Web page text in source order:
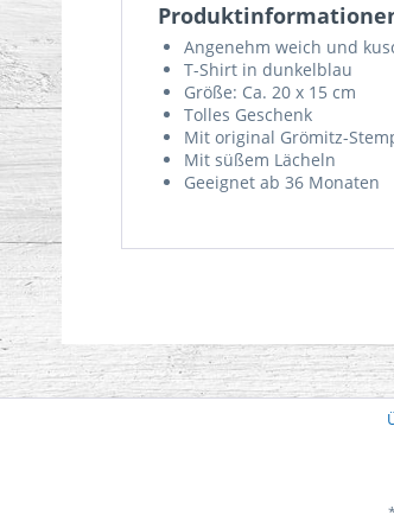
Angenehm weich und
T-Shirt in dunkelblau
Größe: Ca. 20 x 15 cm
Tolles Geschenk
Mit original Grömitz-
Mit süßem Lächeln
Geeignet ab 36 Monaten